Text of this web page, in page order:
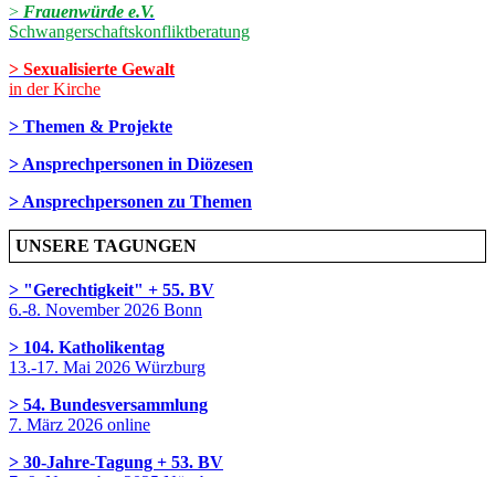
> Frauenwürde e.V.
Schwangerschaftskonfliktberatung
> Sexualisierte Gewalt
in der Kirche
> Themen & Projekte
> Ansprechpersonen in Diözesen
> Ansprechpersonen zu Themen
UNSERE TAGUNGEN
> "Gerechtigkeit" + 55. BV
6.-8. November 2026 Bonn
> 104. Katholikentag
13.-17. Mai 2026 Würzburg
> 54. Bundesversammlung
7. März 2026 online
> 30-Jahre-Tagung + 53. BV